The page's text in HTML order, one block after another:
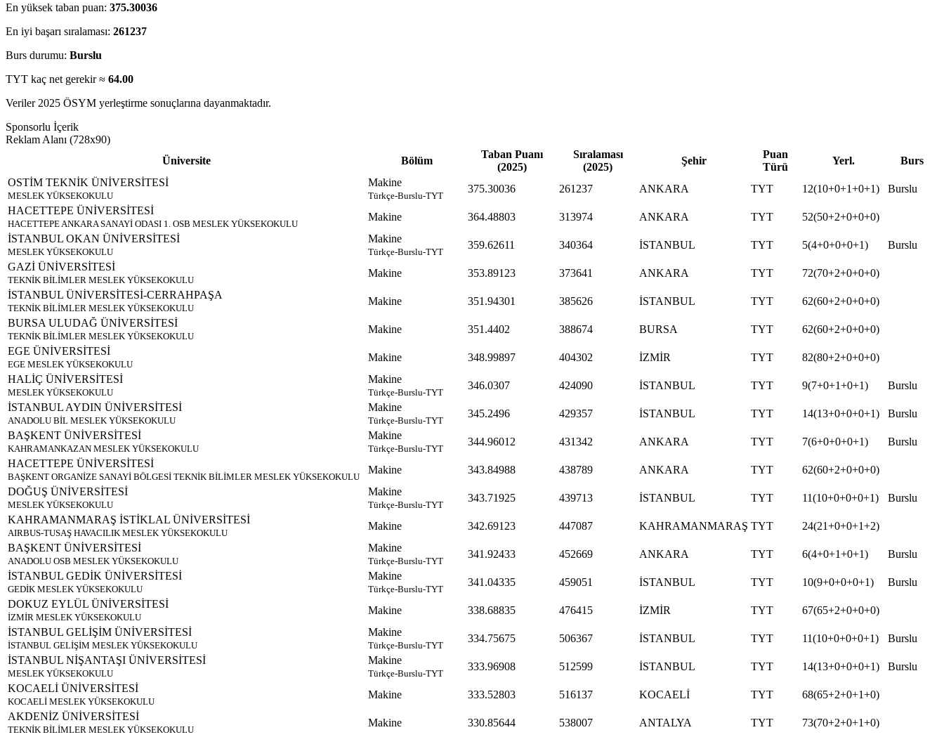
En yüksek taban puan: 375.30036
En iyi başarı sıralaması: 261237
Burs durumu: Burslu
TYT kaç net gerekir ≈ 64.00
Veriler 2025 ÖSYM yerleştirme sonuçlarına dayanmaktadır.
Sponsorlu İçerik
Reklam Alanı (728x90)
Üniversite
Bölüm
Taban Puanı
(2025)
Sıralaması
(2025)
Şehir
Puan
Türü
Yerl.
Burs
OSTİM TEKNİK ÜNİVERSİTESİ
MESLEK YÜKSEKOKULU
Makine
Türkçe-Burslu-TYT
375.30036 261237 ANKARA TYT 12(10+0+1+0+1)
Burslu
HACETTEPE ÜNİVERSİTESİ
HACETTEPE ANKARA SANAYİ ODASI 1. OSB MESLEK YÜKSEKOKULU
Makine 364.48803 313974 ANKARA TYT
52(50+2+0+0+0)
İSTANBUL OKAN ÜNİVERSİTESİ
MESLEK YÜKSEKOKULU
Makine
Türkçe-Burslu-TYT
359.62611 340364 İSTANBUL TYT 5(4+0+0+0+1)
Burslu
GAZİ ÜNİVERSİTESİ
TEKNİK BİLİMLER MESLEK YÜKSEKOKULU
Makine 353.89123 373641 ANKARA TYT
72(70+2+0+0+0)
İSTANBUL ÜNİVERSİTESİ-CERRAHPAŞA
TEKNİK BİLİMLER MESLEK YÜKSEKOKULU
Makine 351.94301 385626 İSTANBUL TYT
62(60+2+0+0+0)
BURSA ULUDAĞ ÜNİVERSİTESİ
TEKNİK BİLİMLER MESLEK YÜKSEKOKULU
Makine 351.4402 388674 BURSA TYT
62(60+2+0+0+0)
EGE ÜNİVERSİTESİ
EGE MESLEK YÜKSEKOKULU
Makine 348.99897 404302 İZMİR TYT
82(80+2+0+0+0)
HALİÇ ÜNİVERSİTESİ
MESLEK YÜKSEKOKULU
Makine
Türkçe-Burslu-TYT
346.0307 424090 İSTANBUL TYT 9(7+0+1+0+1)
Burslu
İSTANBUL AYDIN ÜNİVERSİTESİ
ANADOLU BİL MESLEK YÜKSEKOKULU
Makine
Türkçe-Burslu-TYT
345.2496 429357 İSTANBUL TYT 14(13+0+0+0+1)
Burslu
BAŞKENT ÜNİVERSİTESİ
KAHRAMANKAZAN MESLEK YÜKSEKOKULU
Makine
Türkçe-Burslu-TYT
344.96012 431342 ANKARA TYT 7(6+0+0+0+1)
Burslu
HACETTEPE ÜNİVERSİTESİ
BAŞKENT ORGANİZE SANAYİ BÖLGESİ TEKNİK BİLİMLER MESLEK YÜKSEKOKULU
Makine 343.84988 438789 ANKARA TYT
62(60+2+0+0+0)
DOĞUŞ ÜNİVERSİTESİ
MESLEK YÜKSEKOKULU
Makine
Türkçe-Burslu-TYT
343.71925 439713 İSTANBUL TYT 11(10+0+0+0+1)
Burslu
KAHRAMANMARAŞ İSTİKLAL ÜNİVERSİTESİ
AIRBUS-TUSAŞ HAVACILIK MESLEK YÜKSEKOKULU
Makine 342.69123 447087 KAHRAMANMARAŞ TYT
24(21+0+0+1+2)
BAŞKENT ÜNİVERSİTESİ
ANADOLU OSB MESLEK YÜKSEKOKULU
Makine
Türkçe-Burslu-TYT
341.92433 452669 ANKARA TYT 6(4+0+1+0+1)
Burslu
İSTANBUL GEDİK ÜNİVERSİTESİ
GEDİK MESLEK YÜKSEKOKULU
Makine
Türkçe-Burslu-TYT
341.04335 459051 İSTANBUL TYT 10(9+0+0+0+1)
Burslu
DOKUZ EYLÜL ÜNİVERSİTESİ
İZMİR MESLEK YÜKSEKOKULU
Makine 338.68835 476415 İZMİR TYT
67(65+2+0+0+0)
İSTANBUL GELİŞİM ÜNİVERSİTESİ
İSTANBUL GELİŞİM MESLEK YÜKSEKOKULU
Makine
Türkçe-Burslu-TYT
334.75675 506367 İSTANBUL TYT 11(10+0+0+0+1)
Burslu
İSTANBUL NİŞANTAŞI ÜNİVERSİTESİ
MESLEK YÜKSEKOKULU
Makine
Türkçe-Burslu-TYT
333.96908 512599 İSTANBUL TYT 14(13+0+0+0+1)
Burslu
KOCAELİ ÜNİVERSİTESİ
KOCAELİ MESLEK YÜKSEKOKULU
Makine 333.52803 516137 KOCAELİ TYT
68(65+2+0+1+0)
AKDENİZ ÜNİVERSİTESİ
TEKNİK BİLİMLER MESLEK YÜKSEKOKULU
Makine 330.85644 538007 ANTALYA TYT
73(70+2+0+1+0)